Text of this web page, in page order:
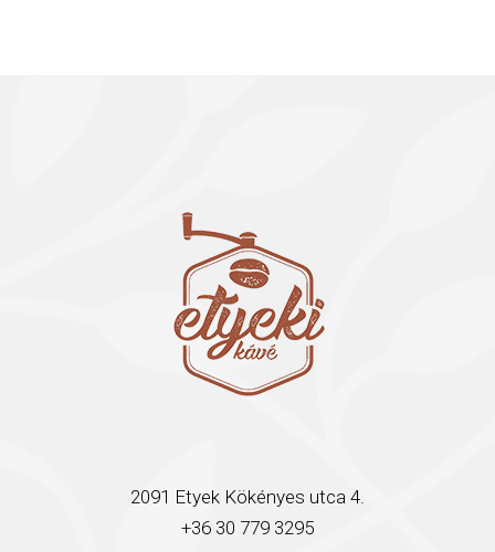
2091 Etyek Kökényes utca 4.
+36 30 779 3295